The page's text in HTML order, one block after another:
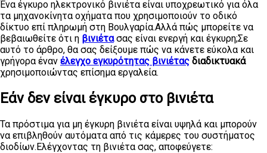
Ένα έγκυρο ηλεκτρονικό βινιέτα είναι υποχρεωτικό για όλα
τα μηχανοκίνητα οχήματα που χρησιμοποιούν το οδικό
δίκτυο επί πληρωμή στη Βουλγαρία.Αλλά πώς μπορείτε να
βεβαιωθείτε ότι η βινιέτασας είναι ενεργή και έγκυρη;Σε
αυτό το άρθρο, θα σας δείξουμε πώς να κάνετε εύκολα και
γρήγορα έναν έλεγχο εγκυρότητας βινιέτας διαδικτυακά
χρησιμοποιώντας επίσημα εργαλεία.
Εάν δεν είναι έγκυρο στο βινιέτα
Τα πρόστιμα για μη έγκυρη βινιέτα είναι υψηλά και μπορούν
να επιβληθούν αυτόματα από τις κάμερες του συστήματος
διοδίων.Ελέγχοντας τη βινιέτα σας, αποφεύγετε: